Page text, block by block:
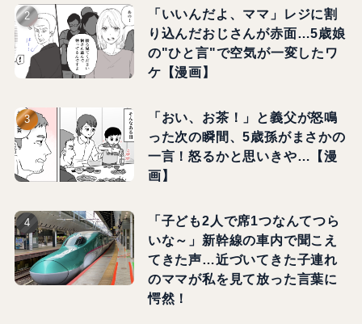
「いいんだよ、ママ」レジに割
り込んだおじさんが赤面…5歳娘
の"ひと言"で空気が一変したワ
ケ【漫画】
「おい、お茶！」と義父が怒鳴
った次の瞬間、5歳孫がまさかの
一言！怒るかと思いきや…【漫
画】
「子ども2人で席1つなんてつら
いな～」新幹線の車内で聞こえ
てきた声…近づいてきた子連れ
のママが私を見て放った言葉に
愕然！